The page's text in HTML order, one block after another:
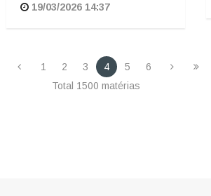
19/03/2026 14:37
1 2 3 4 5
6
Total 1500 matérias